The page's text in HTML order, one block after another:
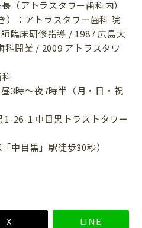
（アトラスタワー歯科内）
：アトラスタワー歯科 院
臨床研修指導 / 1987 広島大
開業 / 2009 アトラスタワ
3時〜夜7時半（月・日・祝
26-1 中目黒トラストタワー
目黒」駅徒歩30秒）
X LINE